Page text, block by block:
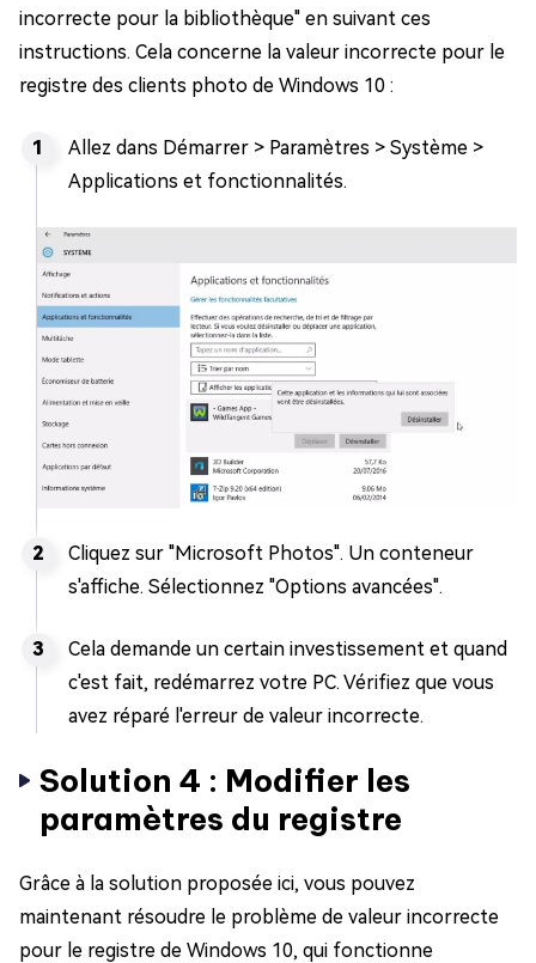
incorrecte pour la bibliothèque" en suivant ces
instructions. Cela concerne la valeur incorrecte pour le
registre des clients photo de Windows 10 :
Allez dans Démarrer > Paramètres > Système >
Applications et fonctionnalités.
Cliquez sur "Microsoft Photos". Un conteneur
s'affiche. Sélectionnez "Options avancées".
Cela demande un certain investissement et quand
c'est fait, redémarrez votre PC. Vérifiez que vous
avez réparé l'erreur de valeur incorrecte.
Solution 4 : Modifier les
paramètres du registre
Grâce à la solution proposée ici, vous pouvez
maintenant résoudre le problème de valeur incorrecte
pour le registre de Windows 10, qui fonctionne